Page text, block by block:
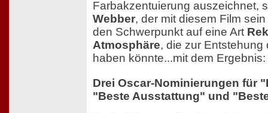
Farbakzentuierung auszeichnet,
Webber, der mit diesem Film
den Schwerpunkt auf eine Art
Atmosphäre, die zur Entstehung
haben könnte...mit dem Ergebnis:
Drei Oscar-Nominierungen für
"Beste Ausstattung" und